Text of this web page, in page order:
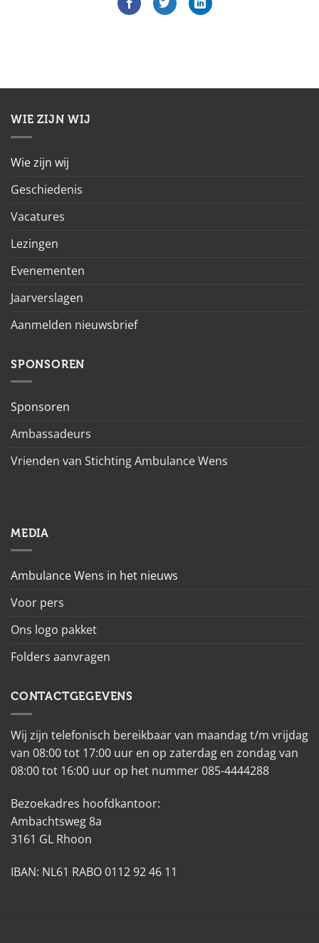
WIE ZIJN WIJ
Wie zijn wij
Geschiedenis
Vacatures
Lezingen
Evenementen
Jaarverslagen
Aanmelden nieuwsbrief
SPONSOREN
Sponsoren
Ambassadeurs
Vrienden van Stichting Ambulance Wens
MEDIA
Ambulance Wens in het nieuws
Voor pers
Ons logo pakket
Folders aanvragen
CONTACTGEGEVENS
Wij zijn telefonisch bereikbaar van maandag t/m vrijdag
van 08:00 tot 17:00 uur en op zaterdag en zondag van
08:00 tot 16:00 uur op het nummer 085-4444288
Bezoekadres hoofdkantoor:
Ambachtsweg 8a
3161 GL Rhoon
IBAN: NL61 RABO 0112 92 46 11